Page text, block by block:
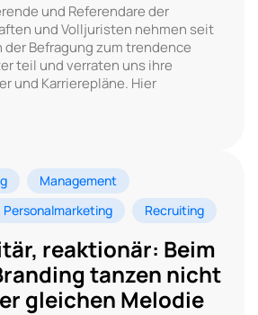
und Referendare der
und Volljuristen nehmen seit
der Befragung zum trendence
teil und verraten uns ihre
und Karrierepläne. Hier
Management
Personalmarketing Recruiting
reaktionär: Beim
tanzen nicht
gleichen Melodie